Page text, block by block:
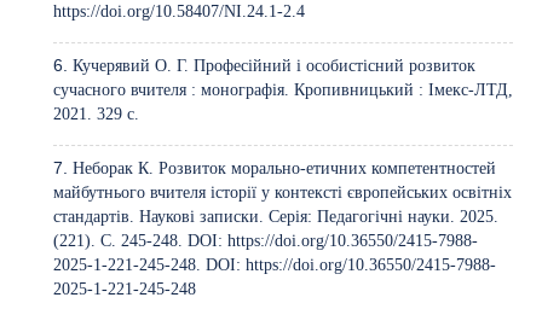
https://doi.org/10.58407/NI.24.1-2.4
Кучерявий О. Г. Професійний і особистісний розвиток
сучасного вчителя : монографія. Кропивницький : Імекс-ЛТД,
2021. 329 с.
Неборак К. Розвиток морально-етичних компетентностей
майбутнього вчителя історії у контексті європейських освітніх
стандартів. Наукові записки. Серія: Педагогічні науки. 2025.
(221). C. 245-248. DOI: https://doi.org/10.36550/2415-7988-
2025-1-221-245-248 . DOI: https://doi.org/10.36550/2415-7988-
2025-1-221-245-248